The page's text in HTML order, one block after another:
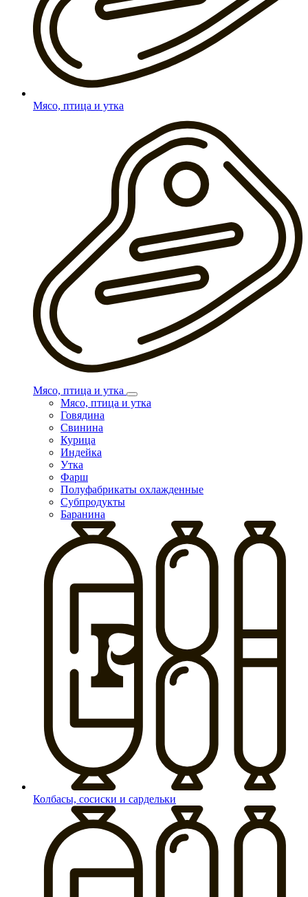
Мясо, птица и утка
Мясо, птица и утка
Мясо, птица и утка
Говядина
Свинина
Курица
Индейка
Утка
Фарш
Полуфабрикаты охлажденные
Субпродукты
Баранина
Колбасы, сосиски и сардельки